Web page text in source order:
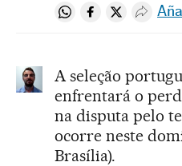
Compartir en
Compartir en
Compartir
A seleção
enfrentará o
na disputa pelo
ocorre neste
Brasília).